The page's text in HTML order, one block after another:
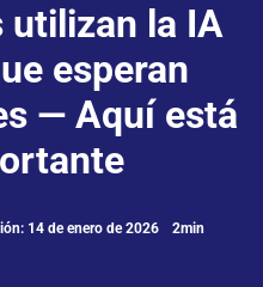
utilizan la IA
esperan
— Aquí está
14 de enero de 2026
2min